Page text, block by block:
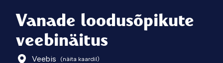
Vanade loodusõpikute
veebinäitus
Veebis (näita kaardil)